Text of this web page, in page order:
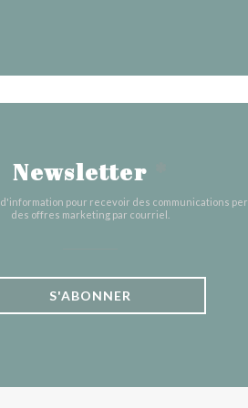
Newsletter
pour recevoir des communications
des offres marketing par courriel.
S'ABONNER